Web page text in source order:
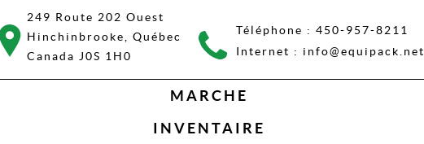
249 Route 202 Ouest
Hinchinbrooke, Québec
Canada J0S 1H0
Téléphone : 450-957-8211
Internet : info@equipack.net
MARCHE
INVENTAIRE